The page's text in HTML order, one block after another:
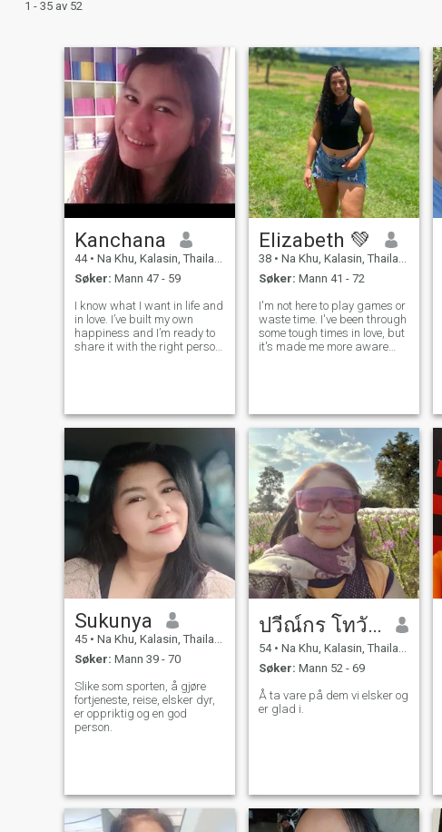
1 - 35 av 52
Kanchana
44 • Na Khu, Kalasin, Thailand
Søker: Mann 47 - 59
I know what I want in life and
in love. I’ve built my own
happiness and I’m ready to
share it with the right person.
how to take care of
Elizabeth 💚
38 • Na Khu, Kalasin, Thailand
Søker: Mann 41 - 72
I'm not here to play games or
waste time. I've been through
some tough times in love, but
it's made me more aware
relationship based on
respect, honesty, a
Sukunya
45 • Na Khu, Kalasin, Thailand
Søker: Mann 39 - 70
Slike som sporten, å gjøre
fortjeneste, reise, elsker dyr,
er oppriktig og en god
person.
ปวีณ์กร โทวันนัง
54 • Na Khu, Kalasin, Thailand
Søker: Mann 52 - 69
Å ta vare på dem vi elsker og
er glad i.